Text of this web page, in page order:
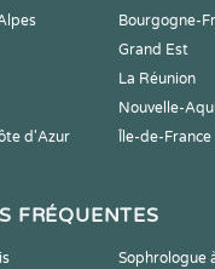
Bourgogne-
Grand Est
La Réunion
Nouvelle-
d'Azur
Île-de-France
FRÉQUENTES
Sophrologue